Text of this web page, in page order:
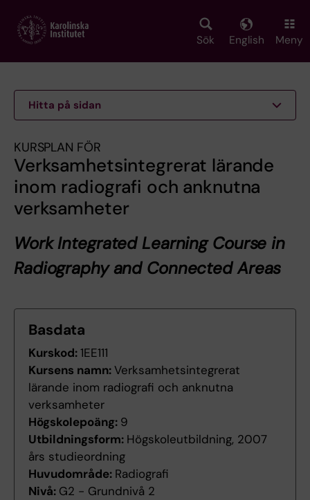
main
Sök English Meny
Hitta på sidan
KURSPLAN FÖR
Verksamhetsintegrerat lärande
inom radiografi och anknutna
verksamheter
Work Integrated Learning Course in
Radiography and Connected Areas
Basdata
Kurskod:1EE111
Kursens namn:Verksamhetsintegrerat
lärande inom radiografi och anknutna
verksamheter
Högskolepoäng: 9
Utbildningsform: Högskoleutbildning, 2007
års studieordning
Huvudområde: Radiografi
Nivå: G2 - Grundnivå 2